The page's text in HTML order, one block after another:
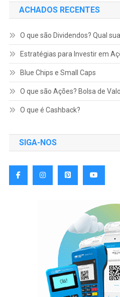
ACHADOS RECENTES
O que são Dividendos? Qual
Estratégias para Investir em
Blue Chips e Small Caps
O que são Ações? Bolsa de
O que é Cashback?
SIGA-NOS